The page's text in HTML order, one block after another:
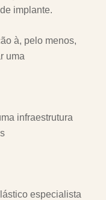
implante.
à, pelo menos,
uma
infraestrutura
especialista